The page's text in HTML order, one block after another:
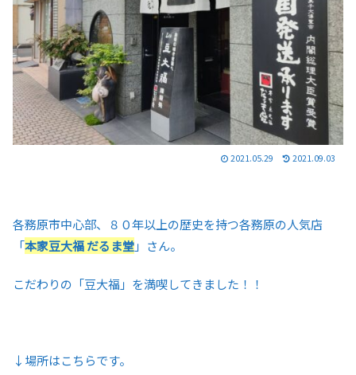
2021.05.29 2021.09.03
各務原市中心部、８０年以上の歴史を持つ各務原の人気店
「本家豆大福 だるま堂」さん。
こだわりの「豆大福」を満喫してきました！！
↓場所はこちらです。